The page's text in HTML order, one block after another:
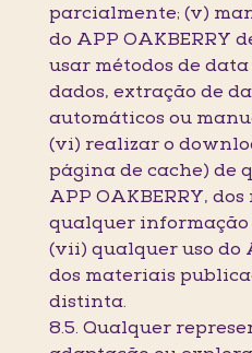
parcialmente; (v)
do APP OAKBERRY
usar métodos de
dados, extração de
automáticos ou
(vi) realizar o
página de cache) de
APP OAKBERRY,
qualquer informação
(vii) qualquer uso do
dos materiais
distinta.
8.5. Qualquer